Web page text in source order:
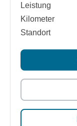
Leistung
Kilometer
Standort